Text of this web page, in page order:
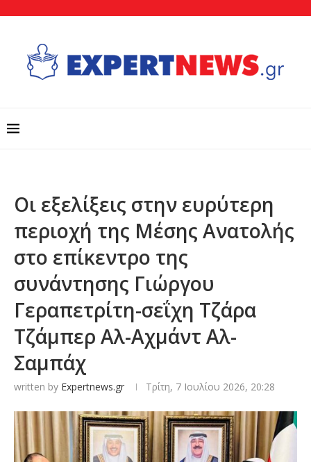
Οι εξελίξεις στην ευρύτερη
περιοχή της Μέσης Ανατολής
στο επίκεντρο της
συνάντησης Γιώργου
Γεραπετρίτη-σεΐχη Τζάρα
Τζάμπερ Αλ-Αχμάντ Αλ-
Σαμπάχ
written by Expertnews.gr Τρίτη, 7 Ιουλίου 2026, 20:28